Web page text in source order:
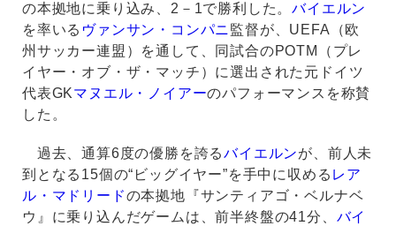
の本拠地に乗り込み、2－1で勝利した。バイエルン
を率いる ヴァンサン・コンパニ監督が、UEFA（欧
州サッカー連盟）を通して、同試合のPOTM（プレ
イヤー・オブ・ザ・マッチ）に選出された元ドイツ
代表GKマヌエル・ノイアーのパフォーマンスを称賛
した。
過去、通算6度の優勝を誇るバイエルンが、前人未
到となる15個の“ビッグイヤー”を手中に収める レア
ル・マドリードの本拠地『サンティアゴ・ベルナベ
ウ』に乗り込んだゲームは、前半終盤の41分、 バイ